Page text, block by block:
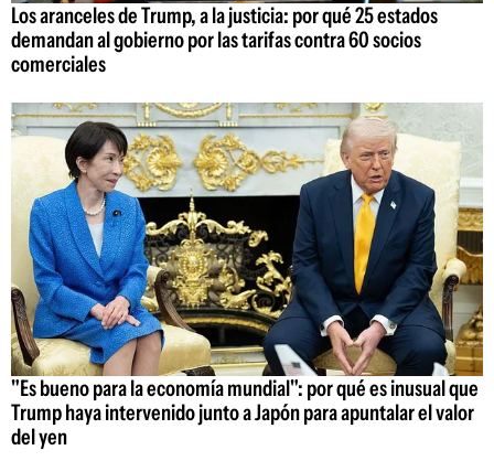
Los aranceles de Trump, a la justicia: por qué 25 estados
demandan al gobierno por las tarifas contra 60 socios
comerciales
"Es bueno para la economía mundial": por qué es inusual que
Trump haya intervenido junto a Japón para apuntalar el valor
del yen